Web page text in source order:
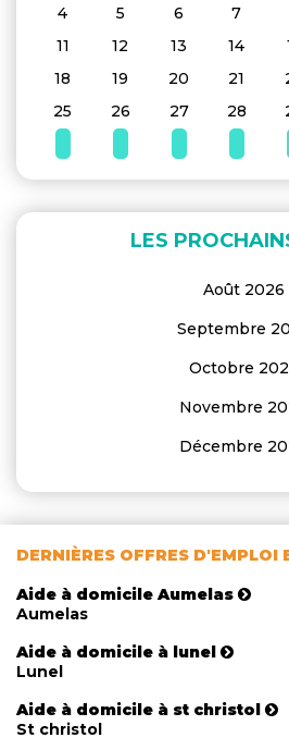
4
5 6 7
11
12 13 14
18
19 20 21
25
26 27 28
LES
Août 2026
Septembre
Octobre
Novembre
Décembre
DERNIÈRES OFFRES D'EMPLOI
Aide à domicile Aumelas
Aumelas
Aide à domicile à lunel
Lunel
Aide à domicile à st christol
St christol